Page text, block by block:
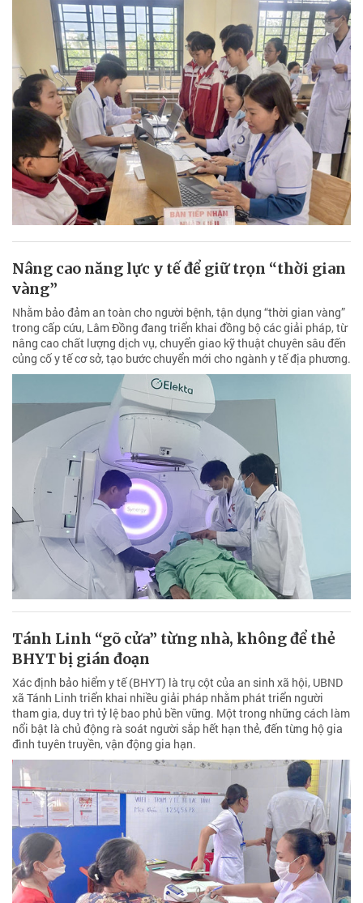
Nâng cao năng lực y tế để giữ trọn “thời gian
vàng”
Nhằm bảo đảm an toàn cho người bệnh, tận dụng “thời gian vàng”
trong cấp cứu, Lâm Đồng đang triển khai đồng bộ các giải pháp, từ
nâng cao chất lượng dịch vụ, chuyển giao kỹ thuật chuyên sâu đến
củng cố y tế cơ sở, tạo bước chuyển mới cho ngành y tế địa phương.
Tánh Linh “gõ cửa” từng nhà, không để thẻ
BHYT bị gián đoạn
Xác định bảo hiểm y tế (BHYT) là trụ cột của an sinh xã hội, UBND
xã Tánh Linh triển khai nhiều giải pháp nhằm phát triển người
tham gia, duy trì tỷ lệ bao phủ bền vững. Một trong những cách làm
nổi bật là chủ động rà soát người sắp hết hạn thẻ, đến từng hộ gia
đình tuyên truyền, vận động gia hạn.